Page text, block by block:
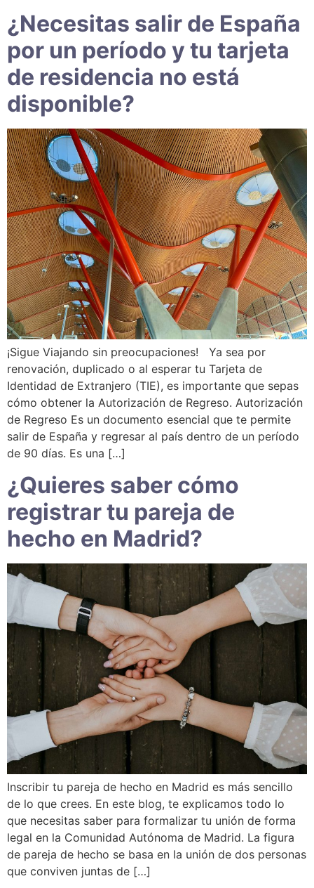
¿Necesitas salir de España
por un período y tu tarjeta
de residencia no está
disponible?
¡Sigue Viajando sin preocupaciones! Ya sea por
renovación, duplicado o al esperar tu Tarjeta de
Identidad de Extranjero (TIE), es importante que sepas
cómo obtener la Autorización de Regreso. Autorización
de Regreso Es un documento esencial que te permite
salir de España y regresar al país dentro de un período
de 90 días. Es una […]
¿Quieres saber cómo
registrar tu pareja de
hecho en Madrid?
Inscribir tu pareja de hecho en Madrid es más sencillo
de lo que crees. En este blog, te explicamos todo lo
que necesitas saber para formalizar tu unión de forma
legal en la Comunidad Autónoma de Madrid. La figura
de pareja de hecho se basa en la unión de dos personas
que conviven juntas de […]